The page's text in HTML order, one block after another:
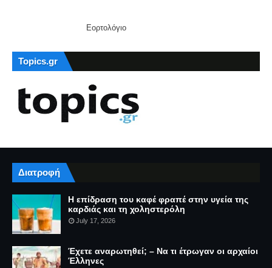
Εορτολόγιο
Topics.gr
Διατροφή
Η επίδραση του καφέ φραπέ στην υγεία της
καρδιάς και τη χοληστερόλη
July 17, 2026
Έχετε αναρωτηθεί; – Να τι έτρωγαν οι αρχαίοι
Έλληνες